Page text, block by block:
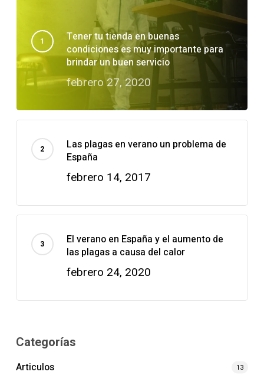
Tener tu tienda en buenas
condiciones es muy importante para
brindar un buen servicio
febrero 27, 2020
Las plagas en verano un problema de
España
febrero 14, 2017
El verano en España y el aumento de
las plagas a causa del calor
febrero 24, 2020
Categorías
Articulos
13